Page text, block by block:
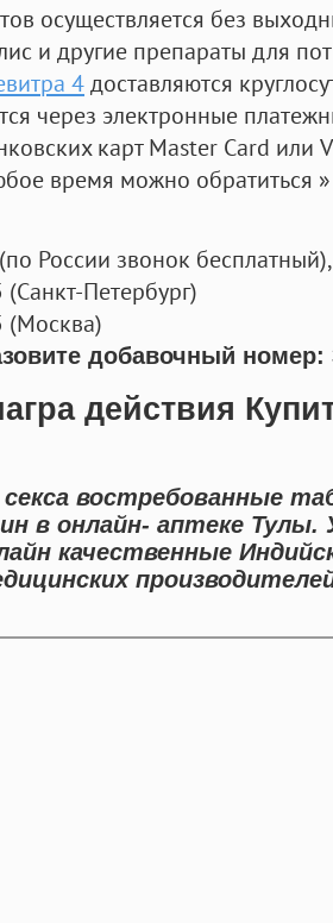
осуществляется без
и другие препараты для
4доставляются
через электронные
карт Master Card или
время можно обратиться
(по России звонок бесплатный),
(Санкт-Петербург)
(Москва)
добавочный номер:
действия
востребованные
в онлайн- аптеке
качественные